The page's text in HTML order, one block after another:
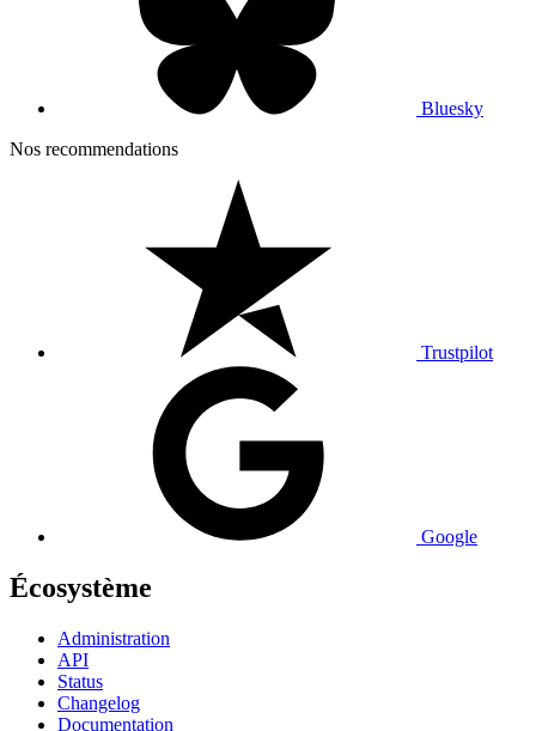
Bluesky
Nos recommendations
Trustpilot
Google
Écosystème
Administration
API
Status
Changelog
Documentation